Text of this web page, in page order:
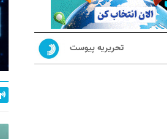
تحریریه پیوست